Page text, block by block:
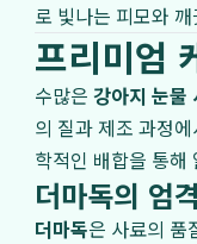
로 빛나는 피모와
프리미엄
수많은 강아지 눈물
의 질과 제조 과정
학적인 배합을 통해
더마독의 엄
더마독은 사료의 품